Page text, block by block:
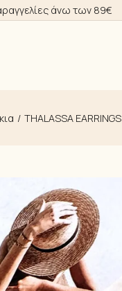
άνω των 89€
THALASSA EARRINGS